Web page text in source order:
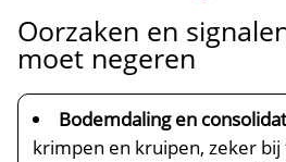
Oorzaken en
moet negeren
Bodemdaling en
krimpen en kruipen, zeker